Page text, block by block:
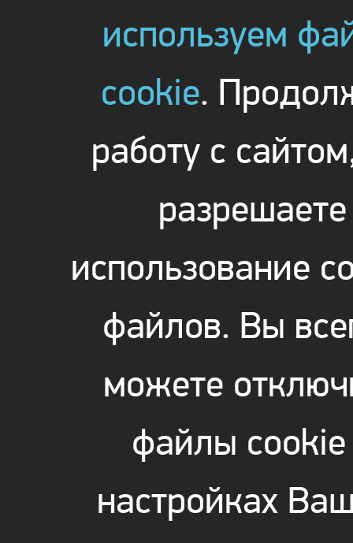
используем
cookie.
работу с
разрешаете
использование
файлов. Вы
можете
файлы cookie
настройках